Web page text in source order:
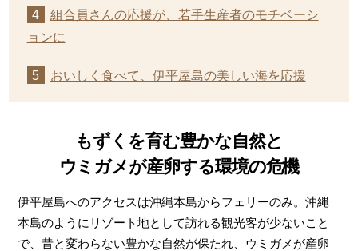
組合員さんの応援が、若手生産者のモチベーシ
ョンに
おいしく食べて、伊平屋島の美しい海を応援
もずくを育む豊かな自然と
ウミガメが産卵する環境の危機
伊平屋島へのアクセスは沖縄本島からフェリーのみ。沖縄
本島のようにリゾート地として訪れる観光客が少ないこと
で、昔と変わらない豊かな自然が保たれ、ウミガメが産卵